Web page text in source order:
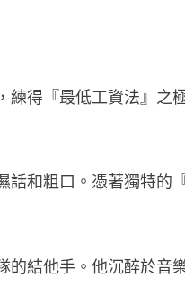
得『最低工資法』之
和粗口。憑著獨特的
結他手。他沉醉於音